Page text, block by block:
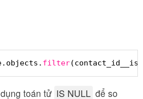
filter
toán tử IS NULL để so